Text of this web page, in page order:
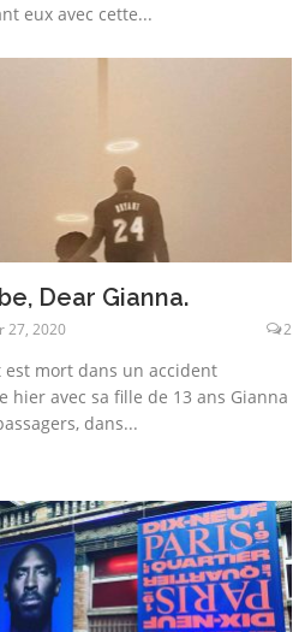
eux avec cette...
Dear Gianna.
27, 2020 2
est mort dans un accident
hier avec sa fille de 13 ans Gianna
dans...